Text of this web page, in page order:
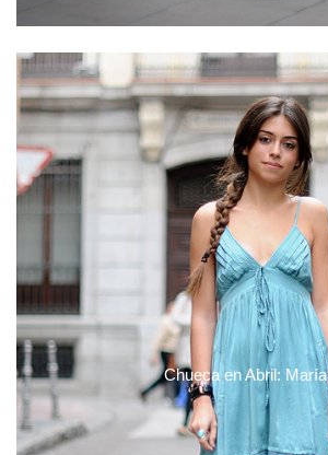
Chueca en Abril: María